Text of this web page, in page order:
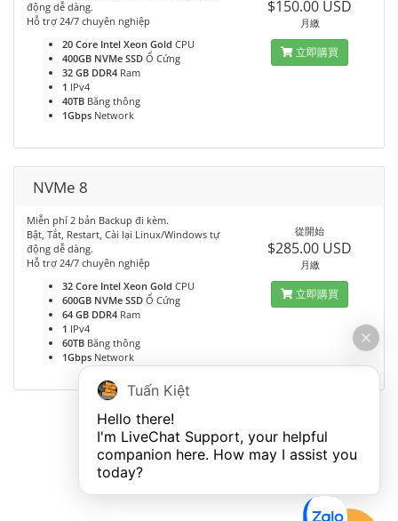
động dễ dàng.
Hỗ trợ 24/7 chuyên nghiệp
20 Core Intel Xeon Gold CPU
400GB NVMe SSD Ổ Cứng
32 GB DDR4 Ram
1 IPv4
40TB Băng thông
1Gbps Network
$150.00 USD
月繳
立即購買
NVMe 8
Miễn phí 2 bản Backup đi kèm.
Bật, Tắt, Restart, Cài lại Linux/Windows tự
động dễ dàng.
Hỗ trợ 24/7 chuyên nghiệp
32 Core Intel Xeon Gold CPU
600GB NVMe SSD Ổ Cứng
64 GB DDR4 Ram
1 IPv4
60TB Băng thông
1Gbps Network
從開始
$285.00 USD
月繳
立即購買
Tuấn Kiệt
Hello there!
I'm LiveChat Support, your helpful
companion here. How may I assist you
today?